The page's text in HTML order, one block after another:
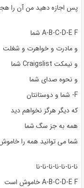
پس اجازه دهید من آن را
A-B-C-D-E F شما
و مادرت و خواهرت و شغلت
و نیمکت Craigslist شما
و نحوه صدای شما
F- شما و دوستانتان
که دیگر هرگز نخواهم دید
همه به جز سگ شما
شما می توانید همه را
نا-نا-نا-نا-نا-نا-نا
A-B-C-D-E F خاموش است